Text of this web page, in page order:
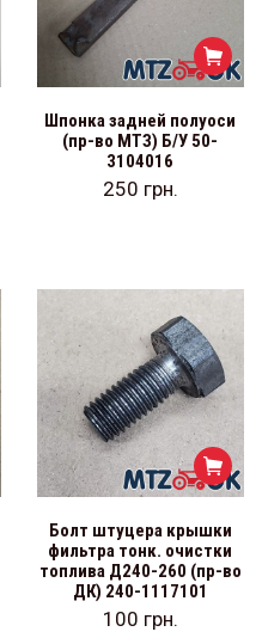
Шпонка задней полуоси
(пр-во МТЗ) Б/У 50-
3104016
250 грн.
Болт штуцера крышки
фильтра тонк. очистки
топлива Д240-260 (пр-во
ДК) 240-1117101
100 грн.